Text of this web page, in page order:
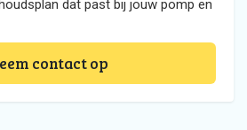
dat past bij jouw pomp en
contact op